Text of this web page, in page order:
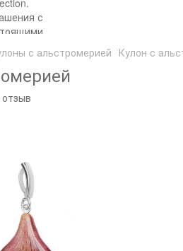
с альстромерией Кулон с